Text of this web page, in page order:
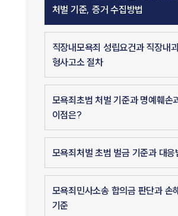
처벌 기준, 증거 수집방법
직장내모욕죄 성립요건과 직장내
형사고소 절차
모욕죄초범 처벌 기준과 명예훼손
이점은?
모욕죄처벌 초범 벌금 기준과 대응
모욕죄민사소송 합의금 판단과 손
기준